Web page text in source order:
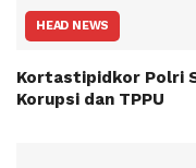
HEAD NEWS
Kortastipidkor Polri
Korupsi dan TPPU